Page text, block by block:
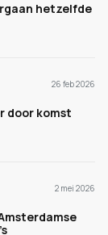
hetzelfde
26 feb 2026
door komst
2 mei 2026